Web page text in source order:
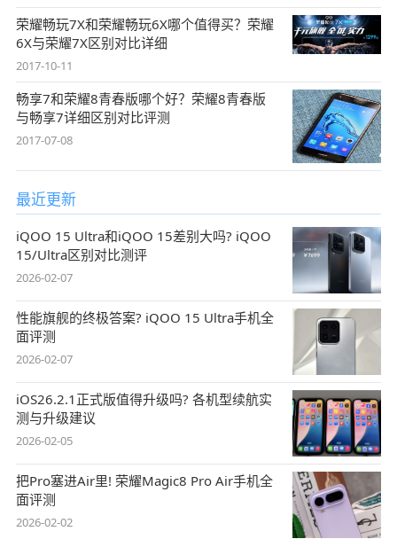
荣耀畅玩7X和荣耀畅玩6X哪个值得买？荣耀
6X与荣耀7X区别对比详细
2017-10-11
畅享7和荣耀8青春版哪个好？荣耀8青春版
与畅享7详细区别对比评测
2017-07-08
最近更新
iQOO 15 Ultra和iQOO 15差别大吗? iQOO
15/Ultra区别对比测评
2026-02-07
性能旗舰的终极答案? iQOO 15 Ultra手机全
面评测
2026-02-07
iOS26.2.1正式版值得升级吗? 各机型续航实
测与升级建议
2026-02-05
把Pro塞进Air里! 荣耀Magic8 Pro Air手机全
面评测
2026-02-02